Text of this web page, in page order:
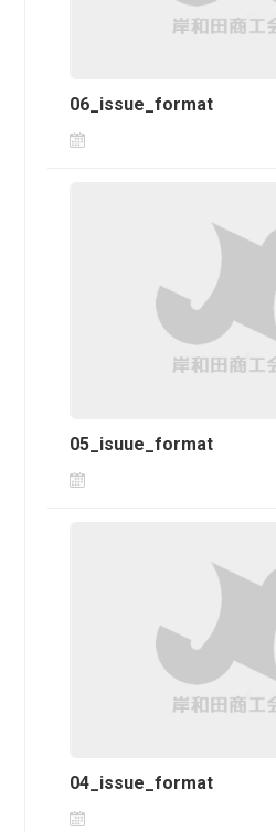
06_issue_format
05_isuue_format
04_issue_format